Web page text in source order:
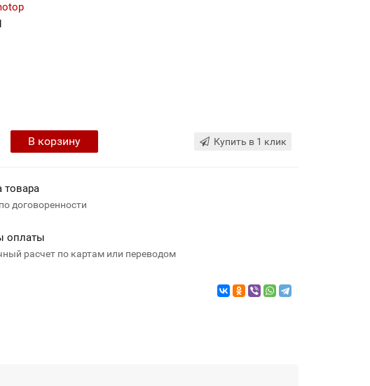
В корзину Купить в 1 клик
товара
договоренности
оплаты
расчет по картам или переводом